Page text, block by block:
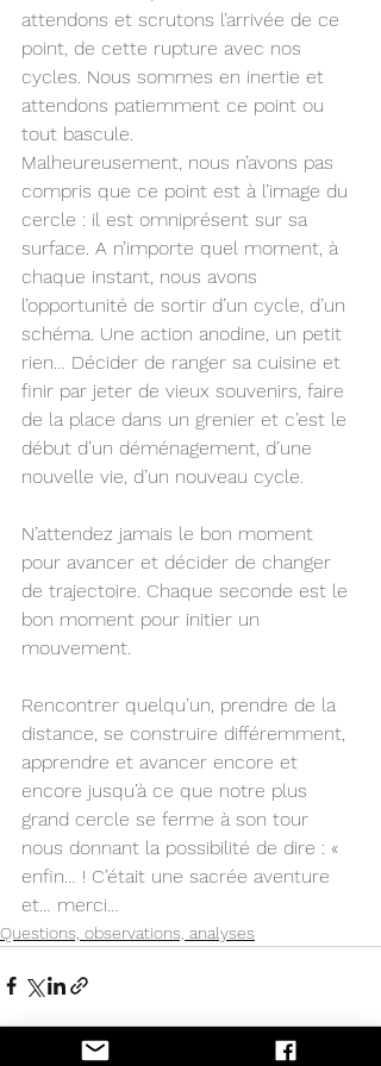
attendons et scrutons l’arrivée de ce
point, de cette rupture avec nos
cycles. Nous sommes en inertie et
attendons patiemment ce point ou
tout bascule.
Malheureusement, nous n’avons pas
compris que ce point est à l’image du
cercle : il est omniprésent sur sa
surface. A n’importe quel moment, à
chaque instant, nous avons
l’opportunité de sortir d’un cycle, d’un
schéma. Une action anodine, un petit
rien… Décider de ranger sa cuisine et
finir par jeter de vieux souvenirs, faire
de la place dans un grenier et c’est le
début d’un déménagement, d’une
nouvelle vie, d’un nouveau cycle.
N’attendez jamais le bon moment
pour avancer et décider de changer
de trajectoire. Chaque seconde est le
bon moment pour initier un
mouvement.
Rencontrer quelqu’un, prendre de la
distance, se construire différemment,
apprendre et avancer encore et
encore jusqu’à ce que notre plus
grand cercle se ferme à son tour
nous donnant la possibilité de dire : «
enfin… ! C’était une sacrée aventure
et… merci…
Questions, observations, analyses